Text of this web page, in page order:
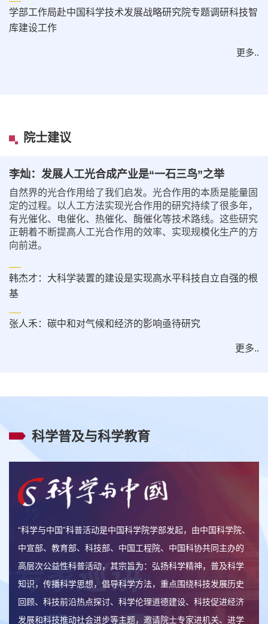
学部工作局赴中国科学技术发展战略研究院专题调研科技智
库建设工作
更多..
院士建议
李灿：发展人工光合成产业是“一石三鸟”之举
自然界的光合作用给了我们启发。光合作用的本质是能量固
定的过程。以人工方法实现光合作用的研究持续了很多年，
有光催化、电催化、热催化、酶催化等技术路线。这些研究
正朝着不断提高人工光合作用的效率、实现规模化生产的方
向前进。
韩杰才：大科学装置的建设是实现高水平科技自立自强的根
基
张人禾：碳中和对气候和经济的影响亟待研究
更多..
科学普及与科学教育
“科学与中国”科普活动是中国科学院学部发起，由中国科学院、
中宣部、教育部、科技部、中国工程院、中国科协共同主办的
高层次公益性科普活动，其宗旨为：弘扬科学精神，普及科学
知识，传播科学思想，倡导科学方法，重点围绕科技发展历史
回顾、科技前沿热点探讨、科学伦理道德建设、科技促进经济
发展和科技推动社会进步等主题，邀请院士专家进机关、进学